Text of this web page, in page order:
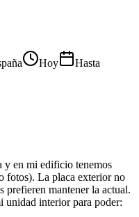
Hoy
Hasta
y en mi edificio tenemos
fotos). La placa exterior no
prefieren mantener la actual.
unidad interior para poder: